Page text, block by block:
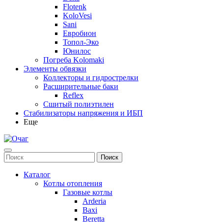
Flotenk
KoloVesi
Sani
Евробион
Топол-Эко
Юнилос
Погреба Kolomaki
Элементы обвязки
Коллекторы и гидрострелки
Расширительные баки
Reflex
Сшитый полиэтилен
Стабилизаторы напряжения и ИБП
Еще
Каталог
Котлы отопления
Газовые котлы
Arderia
Baxi
Beretta